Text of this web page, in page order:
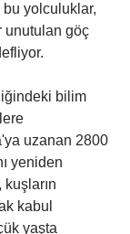
yolculuklar,
unutulan göç
bilim
uzanan 2800
yeniden
kuşların
kabul
yaşta